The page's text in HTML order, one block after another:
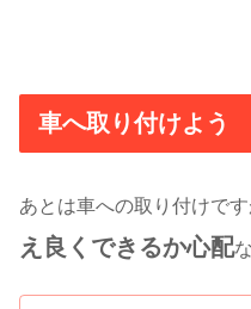
車へ取り付けよう
あとは車への取り付けで
え良くできるか心配